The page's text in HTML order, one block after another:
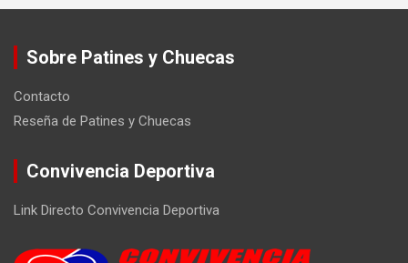
Sobre Patines y Chuecas
Contacto
Reseña de Patines y Chuecas
Convivencia Deportiva
Link Directo Convivencia Deportiva